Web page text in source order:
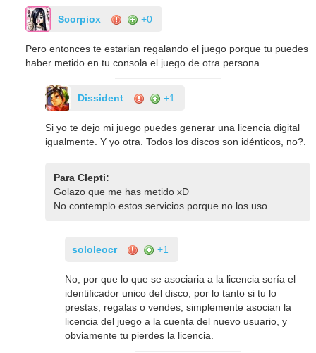
Scorpiox +0
Pero entonces te estarian regalando el juego porque tu puedes
haber metido en tu consola el juego de otra persona
Dissident +1
Si yo te dejo mi juego puedes generar una licencia digital
igualmente. Y yo otra. Todos los discos son idénticos, no?.
Para Clepti:
Golazo que me has metido xD
No contemplo estos servicios porque no los uso.
sololeocr +1
No, por que lo que se asociaria a la licencia sería el
identificador unico del disco, por lo tanto si tu lo
prestas, regalas o vendes, simplemente asocian la
licencia del juego a la cuenta del nuevo usuario, y
obviamente tu pierdes la licencia.